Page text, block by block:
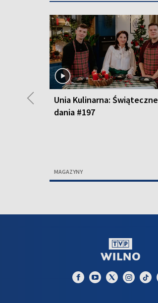
Unia Kulinarna: Świąteczne
dania #197
MAGAZYNY
◀